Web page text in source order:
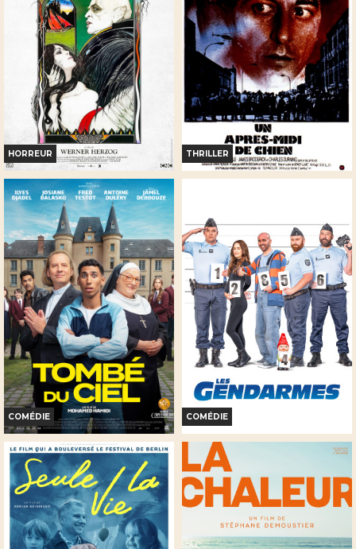
Bande-annonce
Réservation
TOUT PUBLIC
Bande-annonce
Réservation
INT. -12ans
HORREUR
NOSFERATU, FANTÔME DE LA
NUIT
Horaires et Infos
Bande-annonce
Réservation
TOUT PUBLIC
THRILLER
Horaires et Infos
Bande-annonce
Réservation
TOUT PUBLIC
COMÉDIE
TOMBÉ DU CIEL
Horaires et Infos
Bande-annonce
COMÉDIE
Horaires et Infos
Bande-annonce